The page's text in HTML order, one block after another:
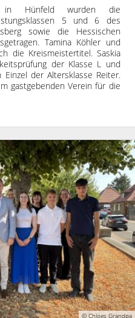
in Hünfeld wurden die
5 und 6 des
sowie die Hessischen
Tamina Köhler und
die Kreismeistertitel. Saskia
der Klasse L und
der Altersklasse Reiter.
gastgebenden Verein für die
© Chloes Grandpa